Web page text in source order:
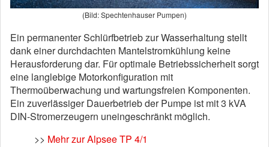
(Bild: Spechtenhauser Pumpen)
Ein permanenter Schlürfbetrieb zur Wasserhaltung stellt
dank einer durchdachten Mantelstromkühlung keine
Herausforderung dar. Für optimale Betriebssicherheit sorgt
eine langlebige Motorkonfiguration mit
Thermoüberwachung und wartungsfreien Komponenten.
Ein zuverlässiger Dauerbetrieb der Pumpe ist mit 3 kVA
DIN-Stromerzeugern uneingeschränkt möglich.
>> Mehr zur Alpsee TP 4/1